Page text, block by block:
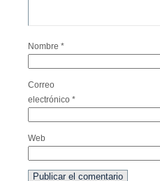
Nombre *
Correo
electrónico *
Web